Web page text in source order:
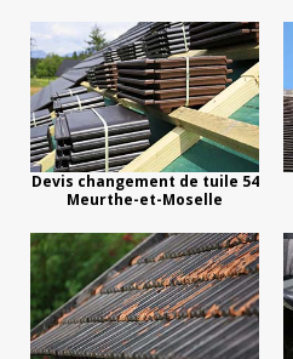
Devis changement de tuile 54
Meurthe-et-Moselle